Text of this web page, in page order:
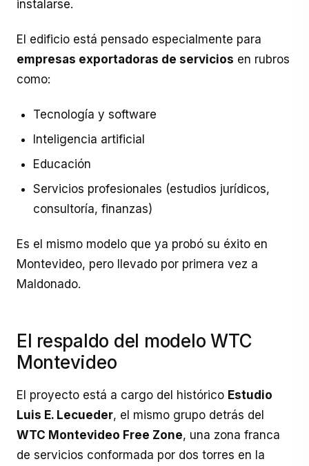
instalarse.
El edificio está pensado especialmente para
empresas exportadoras de servicios en rubros
como:
Tecnología y software
Inteligencia artificial
Educación
Servicios profesionales (estudios jurídicos,
consultoría, finanzas)
Es el mismo modelo que ya probó su éxito en
Montevideo, pero llevado por primera vez a
Maldonado.
El respaldo del modelo WTC
Montevideo
El proyecto está a cargo del histórico Estudio
Luis E. Lecueder, el mismo grupo detrás del
WTC Montevideo Free Zone, una zona franca
de servicios conformada por dos torres en la